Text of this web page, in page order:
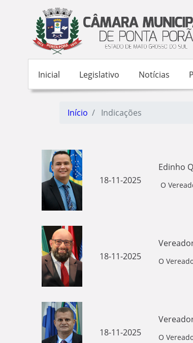
Inicial Legislativo Notícias
Início Indicações
18-11-2025
Edinho
O
18-11-2025 O
18-11-2025 O